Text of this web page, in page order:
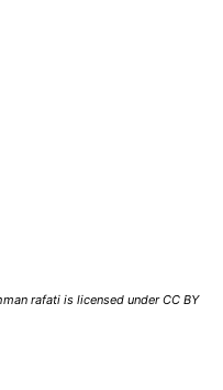
rafati is licensed under CC BY